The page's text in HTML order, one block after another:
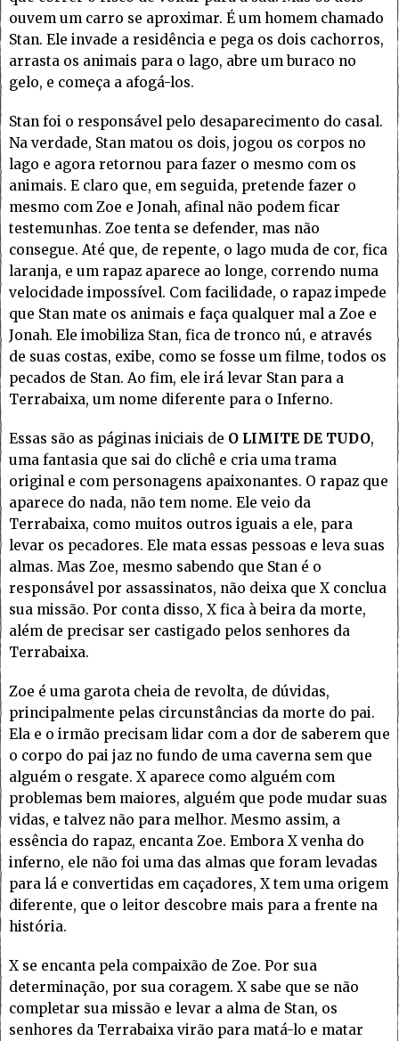
ouvem um carro se aproximar. É um homem chamado
Stan. Ele invade a residência e pega os dois cachorros,
arrasta os animais para o lago, abre um buraco no
gelo, e começa a afogá-los.
Stan foi o responsável pelo desaparecimento do casal.
Na verdade, Stan matou os dois, jogou os corpos no
lago e agora retornou para fazer o mesmo com os
animais. E claro que, em seguida, pretende fazer o
mesmo com Zoe e Jonah, afinal não podem ficar
testemunhas. Zoe tenta se defender, mas não
consegue. Até que, de repente, o lago muda de cor, fica
laranja, e um rapaz aparece ao longe, correndo numa
velocidade impossível. Com facilidade, o rapaz impede
que Stan mate os animais e faça qualquer mal a Zoe e
Jonah. Ele imobiliza Stan, fica de tronco nú, e através
de suas costas, exibe, como se fosse um filme, todos os
pecados de Stan. Ao fim, ele irá levar Stan para a
Terrabaixa, um nome diferente para o Inferno.
Essas são as páginas iniciais de O LIMITE DE TUDO,
uma fantasia que sai do clichê e cria uma trama
original e com personagens apaixonantes. O rapaz que
aparece do nada, não tem nome. Ele veio da
Terrabaixa, como muitos outros iguais a ele, para
levar os pecadores. Ele mata essas pessoas e leva suas
almas. Mas Zoe, mesmo sabendo que Stan é o
responsável por assassinatos, não deixa que X conclua
sua missão. Por conta disso, X fica à beira da morte,
além de precisar ser castigado pelos senhores da
Terrabaixa.
Zoe é uma garota cheia de revolta, de dúvidas,
principalmente pelas circunstâncias da morte do pai.
Ela e o irmão precisam lidar com a dor de saberem que
o corpo do pai jaz no fundo de uma caverna sem que
alguém o resgate. X aparece como alguém com
problemas bem maiores, alguém que pode mudar suas
vidas, e talvez não para melhor. Mesmo assim, a
essência do rapaz, encanta Zoe. Embora X venha do
inferno, ele não foi uma das almas que foram levadas
para lá e convertidas em caçadores, X tem uma origem
diferente, que o leitor descobre mais para a frente na
história.
X se encanta pela compaixão de Zoe. Por sua
determinação, por sua coragem. X sabe que se não
completar sua missão e levar a alma de Stan, os
senhores da Terrabaixa virão para matá-lo e matar